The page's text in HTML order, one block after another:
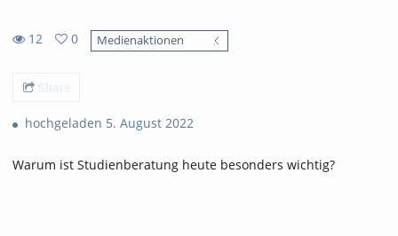
12
views
0
Medienaktionen
Share
hochgeladen 5. August 2022
Warum ist Studienberatung heute besonders wichtig?